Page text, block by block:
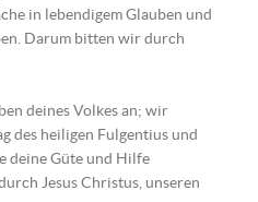
in lebendigem Glauben und
Darum bitten wir durch
deines Volkes an; wir
des heiligen Fulgentius und
deine Güte und Hilfe
Jesus Christus, unseren